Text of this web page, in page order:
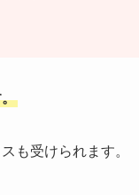
も受けられます。